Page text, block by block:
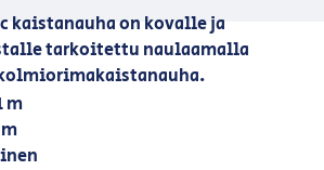
kaistanauha on kovalle ja
tarkoitettu naulaamalla
m